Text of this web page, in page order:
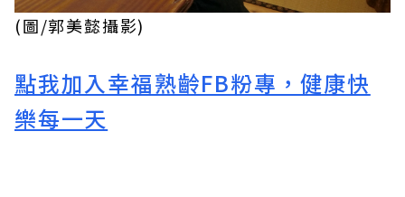
(圖/郭美懿攝影)
點我加入幸福熟齡FB粉專，健康快
樂每一天